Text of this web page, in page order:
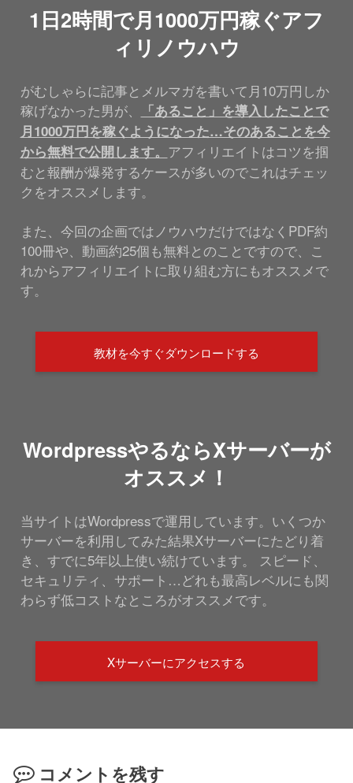
1日2時間で月1000万円稼ぐアフ
ィリノウハウ
がむしゃらに記事とメルマガを書いて月10万円しか
稼げなかった男が、
「あること」を導入したことで
月1000万円を稼ぐようになった…そのあることを今
から無料で公開します。 アフィリエイトはコツを掴
むと報酬が爆発するケースが多いのでこれはチェッ
クをオススメします。
また、今回の企画ではノウハウだけではなくPDF約
100冊や、動画約25個も無料とのことですので、こ
れからアフィリエイトに取り組む方にもオススメで
す。
教材を今すぐダウンロードする
WordpressやるならXサーバーが
オススメ！
当サイトはWordpressで運用しています。いくつか
サーバーを利用してみた結果Xサーバーにたどり着
き、すでに5年以上使い続けています。 スピード、
セキュリティ、サポート…どれも最高レベルにも関
わらず低コストなところがオススメです。
Xサーバーにアクセスする
コメントを残す